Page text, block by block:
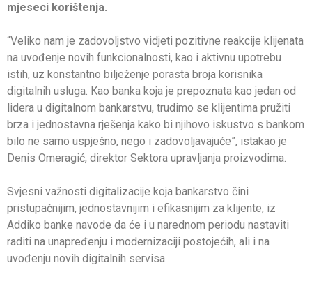
mjeseci korištenja.
“Veliko nam je zadovoljstvo vidjeti pozitivne reakcije klijenata
na uvođenje novih funkcionalnosti, kao i aktivnu upotrebu
istih, uz konstantno bilježenje porasta broja korisnika
digitalnih usluga. Kao banka koja je prepoznata kao jedan od
lidera u digitalnom bankarstvu, trudimo se klijentima pružiti
brza i jednostavna rješenja kako bi njihovo iskustvo s bankom
bilo ne samo uspješno, nego i zadovoljavajuće”, istakao je
Denis Omeragić, direktor Sektora upravljanja proizvodima.
Svjesni važnosti digitalizacije koja bankarstvo čini
pristupačnijim, jednostavnijim i efikasnijim za klijente, iz
Addiko banke navode da će i u narednom periodu nastaviti
raditi na unapređenju i modernizaciji postojećih, ali i na
uvođenju novih digitalnih servisa.